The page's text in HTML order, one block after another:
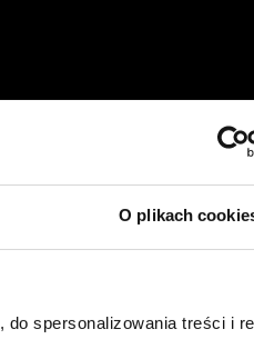
O plikach
, do spersonalizowania treści i